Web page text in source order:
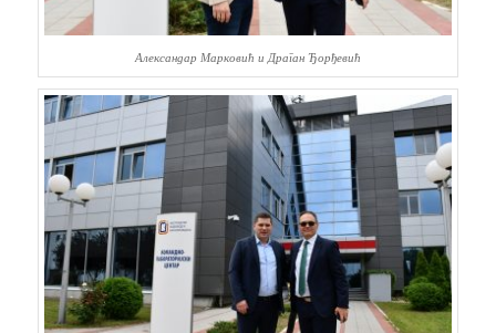
Александар Марковић и Драган Ђорђевић